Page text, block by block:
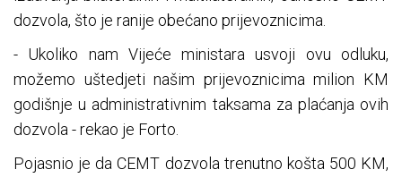
dozvola, što je ranije obećano prijevoznicima.
- Ukoliko nam Vijeće ministara usvoji ovu odluku,
možemo uštedjeti našim prijevoznicima milion KM
godišnje u administrativnim taksama za plaćanja ovih
dozvola - rekao je Forto.
Pojasnio je da CEMT dozvola trenutno košta 500 KM,